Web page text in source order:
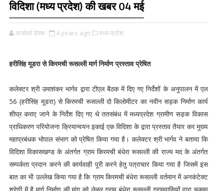
विदिशा (मध्य प्रदेश) की खबर 04 मई
आर्यावर्त डेस्क 4 years ago मध्य प्रदेश,
हरीसिंह मूडरा से किरमची रूसल्ली मार्ग निर्माण प्रस्ताव प्रेषित
कलेक्टर श्री उमाशंकर भार्गव द्वारा टीएल बैठक में दिए गए निर्देशों के अनुपालन में एल
56 (हरीसिंह मूडरा) से किरमची रूसल्ली दो किलोमीटर का नवीन सड़क निर्माण कार्य
शीघ्र कराए जाने के निर्देश दिए गए थे ततसंबंध में मध्यप्रदेश ग्रामीण सड़क विकास
प्राधिकरण परियोजना क्रियान्वयन इकाई एक विदिशा के द्वारा प्रस्ताव तैयार कर मुख्य
महाप्रबंधक भोपाल संभाग को प्रेषित किया गया है। कलेक्टर श्री भार्गव ने बताया कि
विदिशा विकासखण्ड के अंतर्गत ग्राम किरमची बंधेरा रूसल्ली की राज्य मद के अंतर्गत
सम्पर्कता प्रदान करने की कार्यवाही पूरी करने हेतु पत्राचार किया गया है जिसमें इस
बात का भी उल्लेख किया गया है कि ग्राम किरमची बंधेरा रूसल्ली वर्तमान में अनकंटेक्ट